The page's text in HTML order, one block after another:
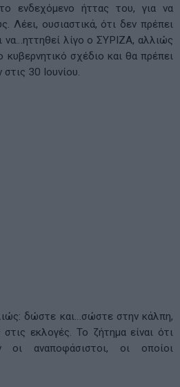
το ενδεχόμενο ήττας του, για να
Λέει, ουσιαστικά, ότι δεν πρέπει
να…ηττηθεί λίγο ο ΣΥΡΙΖΑ, αλλιώς
κυβερνητικό σχέδιο και θα πρέπει
30 Ιουνίου.
δώστε και…σώστε στην κάλπη,
εκλογές. Το ζήτημα είναι ότι
οι αναποφάσιστοι, οι οποίοι